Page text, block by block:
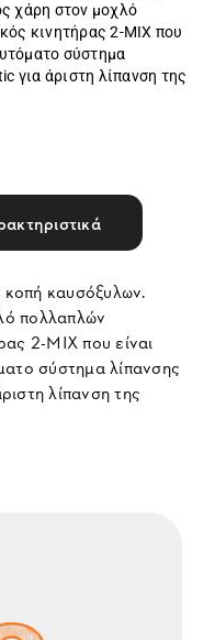
χάρη στον μοχλό
κινητήρας 2-MIX που
σύστημα
για άριστη λίπανση της
κοπή καυσόξυλων.
πολλαπλών
2-MIX που είναι
σύστημα λίπανσης
λίπανση της